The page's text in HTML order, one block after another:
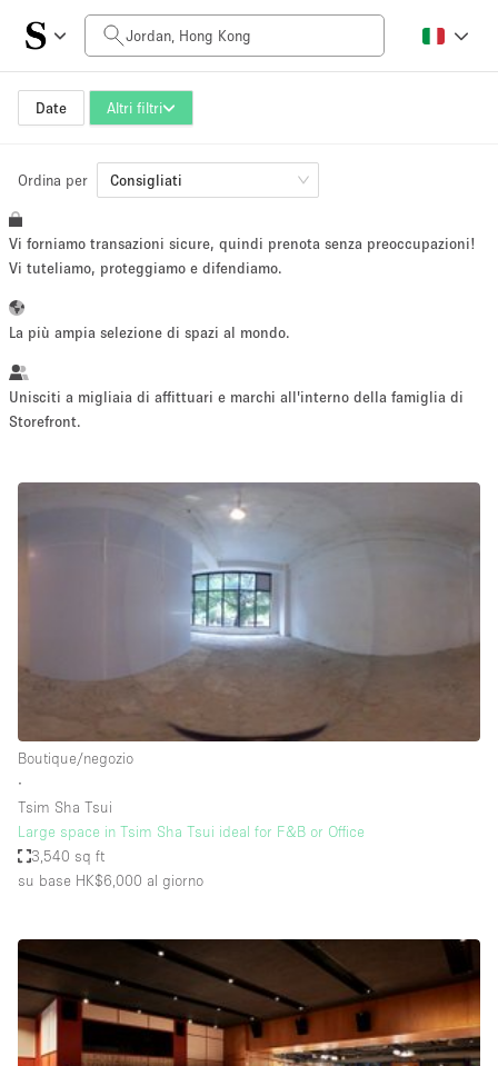
Date Altri filtri
Prezzo al giorno
HK$0
Dimensioni dello spazio
5000+ sq ft
~ 13 persone
artistico
Conferenza Meeting
Tipo di spazio
Acquista Condividi
Atelier / Laboratorio
Camion
Container
Fiera/festival
Galleria d'arte
Ordina per Consigliati
Vi forniamo transazioni sicure, quindi prenota senza preoccupazioni!
Vi tuteliamo, proteggiamo e difendiamo.
La più ampia selezione di spazi al mondo.
Unisciti a migliaia di affittuari e marchi all'interno della famiglia di
Storefront.
Boutique/negozio
∙
Tsim Sha Tsui
Large space in Tsim Sha Tsui ideal for F&B or Office
3,540 sq ft
su base HK$6,000 al giorno